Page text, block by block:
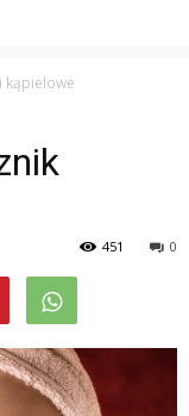
kąpielowe
0
451